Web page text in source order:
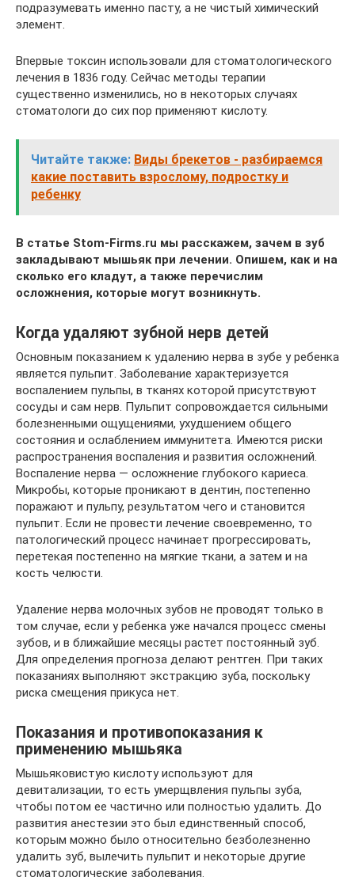
подразумевать именно пасту, а не чистый химический
элемент.
Впервые токсин использовали для стоматологического
лечения в 1836 году. Сейчас методы терапии
существенно изменились, но в некоторых случаях
стоматологи до сих пор применяют кислоту.
Читайте также: Виды брекетов - разбираемся
какие поставить взрослому, подростку и
ребенку
В статье Stom-Firms.ru мы расскажем, зачем в зуб
закладывают мышьяк при лечении. Опишем, как и на
сколько его кладут, а также перечислим
осложнения, которые могут возникнуть.
Когда удаляют зубной нерв детей
Основным показанием к удалению нерва в зубе у ребенка
является пульпит. Заболевание характеризуется
воспалением пульпы, в тканях которой присутствуют
сосуды и сам нерв. Пульпит сопровождается сильными
болезненными ощущениями, ухудшением общего
состояния и ослаблением иммунитета. Имеются риски
распространения воспаления и развития осложнений.
Воспаление нерва — осложнение глубокого кариеса.
Микробы, которые проникают в дентин, постепенно
поражают и пульпу, результатом чего и становится
пульпит. Если не провести лечение своевременно, то
патологический процесс начинает прогрессировать,
перетекая постепенно на мягкие ткани, а затем и на
кость челюсти.
Удаление нерва молочных зубов не проводят только в
том случае, если у ребенка уже начался процесс смены
зубов, и в ближайшие месяцы растет постоянный зуб.
Для определения прогноза делают рентген. При таких
показаниях выполняют экстракцию зуба, поскольку
риска смещения прикуса нет.
Показания и противопоказания к
применению мышьяка
Мышьяковистую кислоту используют для
девитализации, то есть умерщвления пульпы зуба,
чтобы потом ее частично или полностью удалить. До
развития анестезии это был единственный способ,
которым можно было относительно безболезненно
удалить зуб, вылечить пульпит и некоторые другие
стоматологические заболевания.